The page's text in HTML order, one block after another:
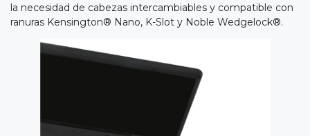
la necesidad de cabezas intercambiables y compatible con
ranuras Kensington® Nano, K-Slot y Noble Wedgelock®.